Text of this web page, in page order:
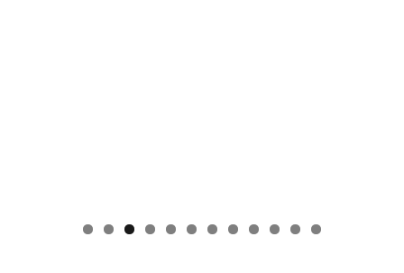
0 1 2